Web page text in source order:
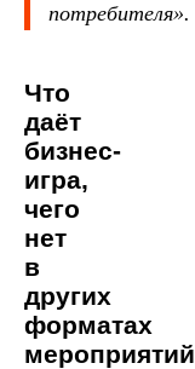
потребителя».
Что
даёт
бизнес-
игра,
чего
нет
в
других
форматах
мероприятий